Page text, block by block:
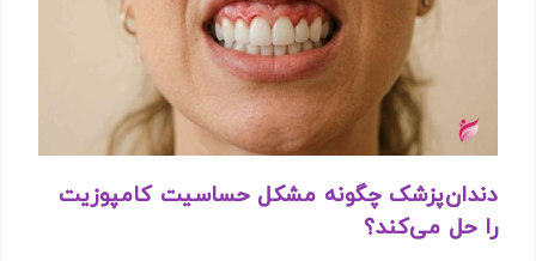
دندان‌پزشک چگونه مشکل حساسیت کامپوزیت
را حل می‌کند؟